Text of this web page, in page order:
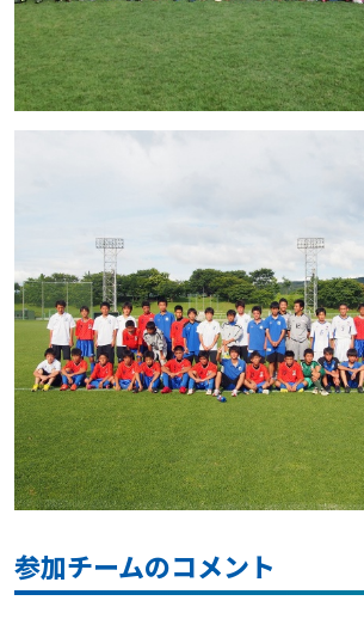
参加チームのコメント